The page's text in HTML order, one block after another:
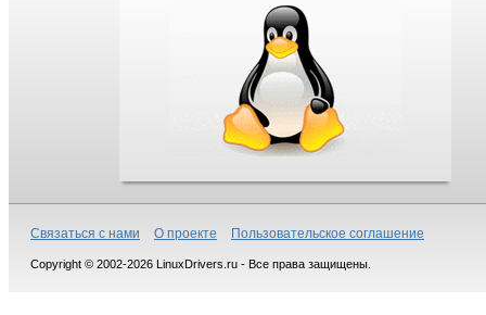
Связаться с нами О проекте Пользовательское соглашение
Copyright © 2002-2026 LinuxDrivers.ru - Все права защищены.